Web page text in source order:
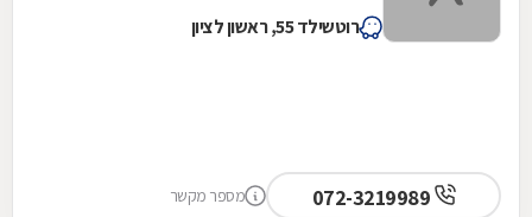
רוטשילד 55, ראשון לציון
מספר מקשר